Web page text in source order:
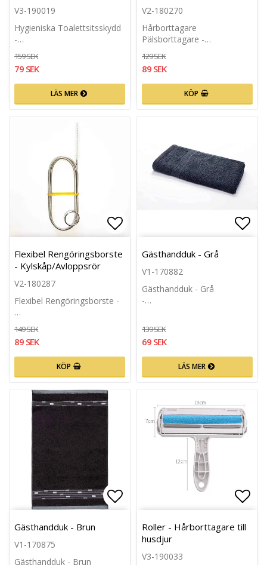
V3-190019
Hygieniska Toalettsitsskydd
-…
159 SEK
79 SEK
LÄS MER
V2-180270
Hårborttagare
Pälsborttagare -…
129 SEK
89 SEK
KÖP
Lägg till i favoritlistan
Flexibel Rengöringsborste
- Kylskåp/Avloppsrör
V2-180287
Flexibel Rengöringsborste -
…
149 SEK
89 SEK
KÖP
Gästhandduk - Grå
V1-170882
Gästhandduk - Grå
-…
139 SEK
69 SEK
LÄS MER
Lägg till i favoritlistan
Gästhandduk - Brun
V1-170875
Gästhandduk - Brun
Roller - Hårborttagare till
husdjur
V3-190033